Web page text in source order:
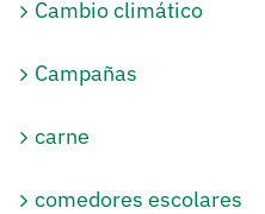
Cambio climático
Campañas
carne
comedores escolares